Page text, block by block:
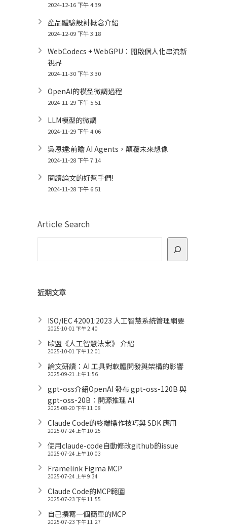
2024-12-16 下午 4:39
產品體驗設計概念介紹
2024-12-09 下午 3:18
WebCodecs + WebGPU：開啟個人化串流新
視界
2024-11-30 下午 3:30
OpenAI的模型微調過程
2024-11-29 下午 5:51
LLM模型的微調
2024-11-29 下午 4:06
吳恩達:前瞻 AI Agents，顛覆未來想像
2024-11-28 下午 7:14
閱讀論文的好幫手們!
2024-11-28 下午 6:51
Article Search
近期文章
ISO/IEC 42001:2023 人工智慧系統管理綱要
2025-10-01 下午 2:40
歐盟《人工智慧法案》 介紹
2025-10-01 下午 12:01
論文研讀：AI 工具對軟體開發與架構的影響
2025-09-21 上午 1:56
gpt-oss介紹OpenAI 發布 gpt-oss-120B 與
gpt-oss-20B：開源推理 AI
2025-08-20 下午 11:08
Claude Code的終端操作技巧與 SDK 應用
2025-07-24 上午 10:25
使用claude-code自動修改github的issue
2025-07-24 上午 10:03
Framelink Figma MCP
2025-07-24 上午 9:34
Claude Code的MCP範圍
2025-07-23 下午 11:55
自己撰寫一個簡單的MCP
2025-07-23 下午 11:27